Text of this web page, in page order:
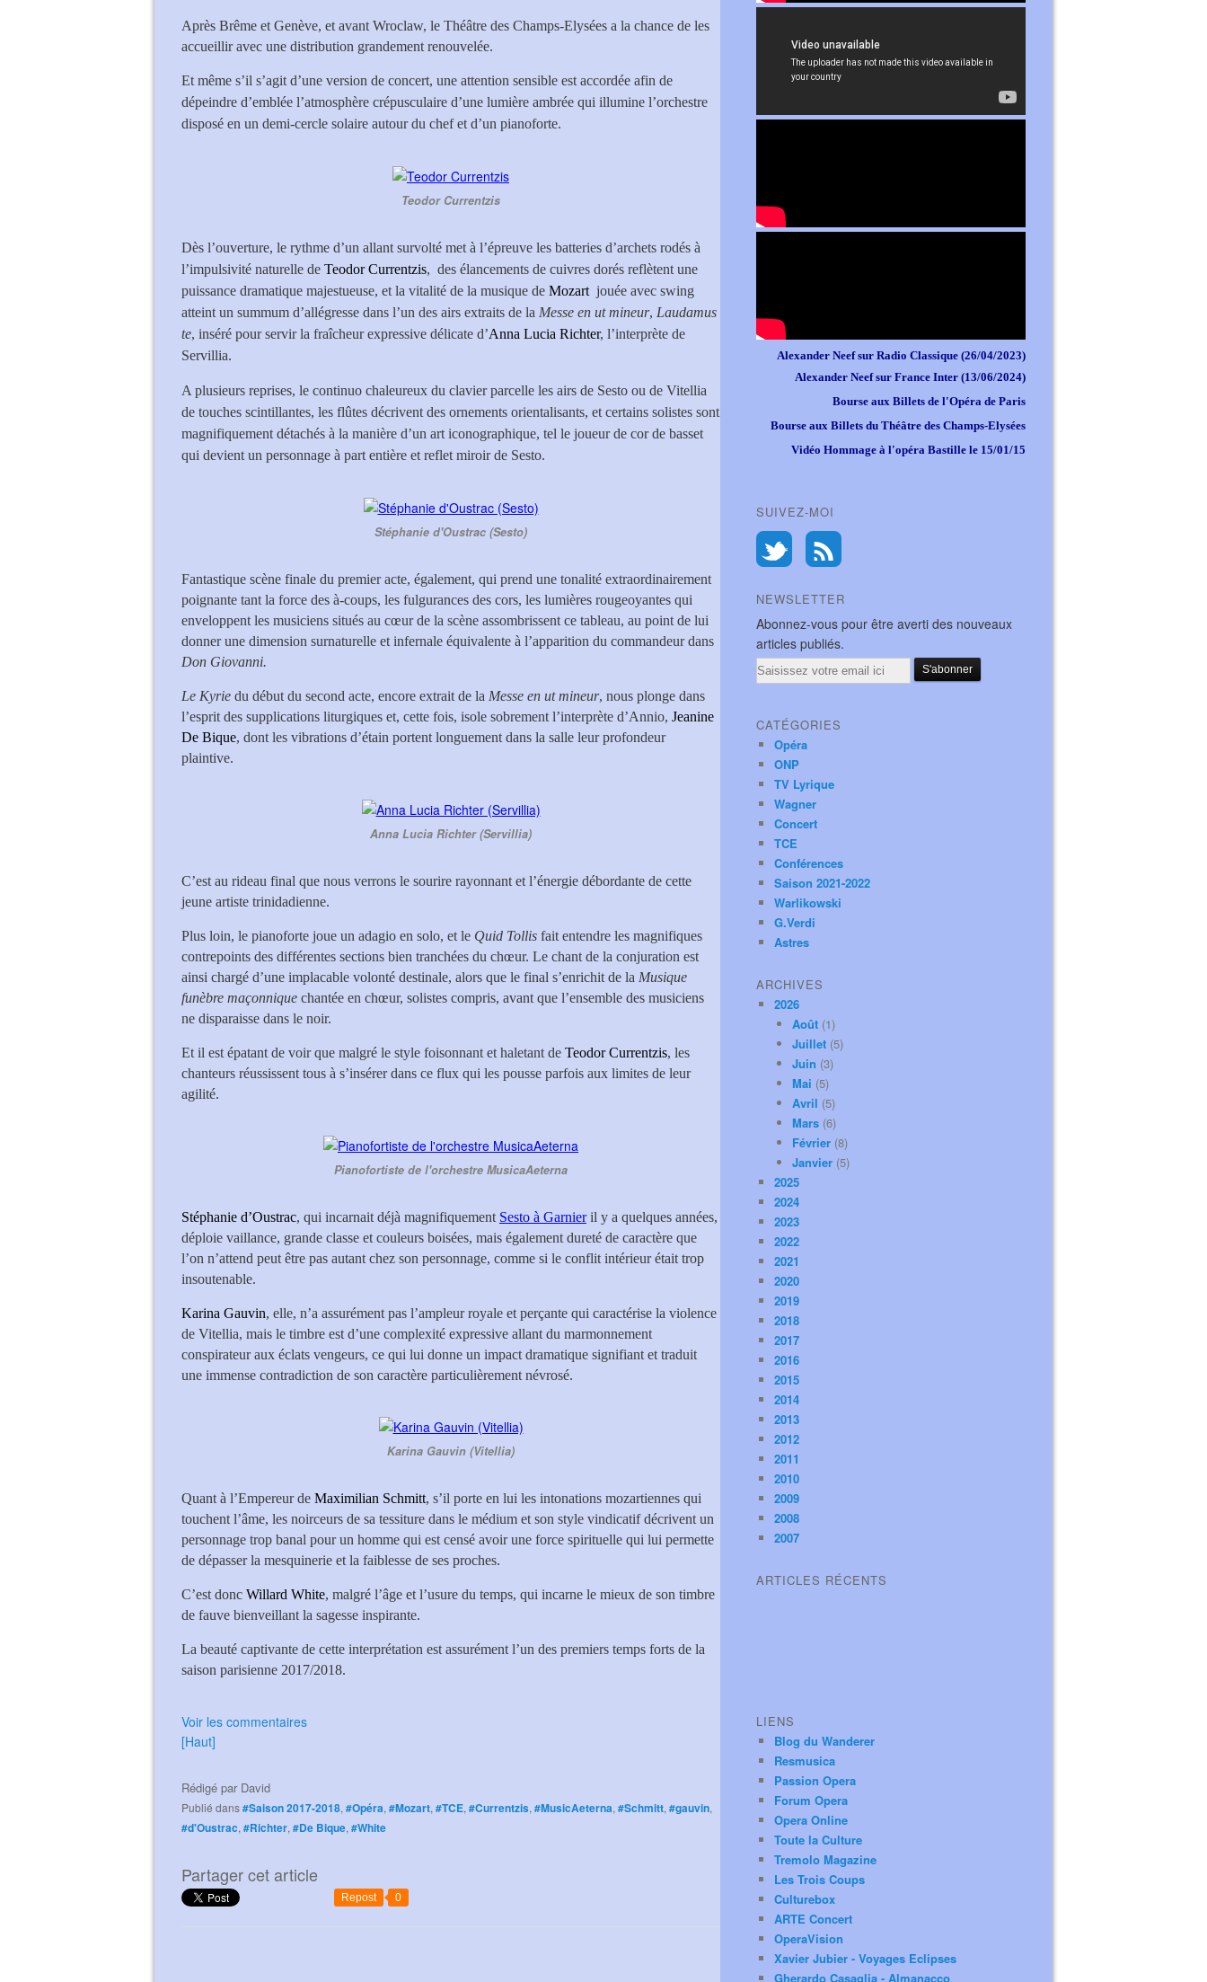
Après Brême et Genève, et avant Wroclaw, le Théâtre des Champs-Elysées a la chance de les
accueillir avec une distribution grandement renouvelée.
Et même s’il s’agit d’une version de concert, une attention sensible est accordée afin de
dépeindre d’emblée l’atmosphère crépusculaire d’une lumière ambrée qui illumine l’orchestre
disposé en un demi-cercle solaire autour du chef et d’un pianoforte.
Teodor Currentzis
Dès l’ouverture, le rythme d’un allant survolté met à l’épreuve les batteries d’archets rodés à
l’impulsivité naturelle de Teodor Currentzis, des élancements de cuivres dorés reflètent une
puissance dramatique majestueuse, et la vitalité de la musique de Mozart jouée avec swing
atteint un summum d’allégresse dans l’un des airs extraits de la Messe en ut mineur, Laudamus
te, inséré pour servir la fraîcheur expressive délicate d’Anna Lucia Richter, l’interprète de
Servillia.
A plusieurs reprises, le continuo chaleureux du clavier parcelle les airs de Sesto ou de Vitellia
de touches scintillantes, les flûtes décrivent des ornements orientalisants, et certains solistes sont
magnifiquement détachés à la manière d’un art iconographique, tel le joueur de cor de basset
qui devient un personnage à part entière et reflet miroir de Sesto.
Stéphanie d'Oustrac (Sesto)
Fantastique scène finale du premier acte, également, qui prend une tonalité extraordinairement
poignante tant la force des à-coups, les fulgurances des cors, les lumières rougeoyantes qui
enveloppent les musiciens situés au cœur de la scène assombrissent ce tableau, au point de lui
donner une dimension surnaturelle et infernale équivalente à l’apparition du commandeur dans
Don Giovanni.
Le Kyrie du début du second acte, encore extrait de la Messe en ut mineur, nous plonge dans
l’esprit des supplications liturgiques et, cette fois, isole sobrement l’interprète d’Annio, Jeanine
De Bique, dont les vibrations d’étain portent longuement dans la salle leur profondeur
plaintive.
Anna Lucia Richter (Servillia)
C’est au rideau final que nous verrons le sourire rayonnant et l’énergie débordante de cette
jeune artiste trinidadienne.
Plus loin, le pianoforte joue un adagio en solo, et le Quid Tollis fait entendre les magnifiques
contrepoints des différentes sections bien tranchées du chœur. Le chant de la conjuration est
ainsi chargé d’une implacable volonté destinale, alors que le final s’enrichit de la Musique
funèbre maçonnique chantée en chœur, solistes compris, avant que l’ensemble des musiciens
ne disparaisse dans le noir.
Et il est épatant de voir que malgré le style foisonnant et haletant de Teodor Currentzis, les
chanteurs réussissent tous à s’insérer dans ce flux qui les pousse parfois aux limites de leur
agilité.
Pianofortiste de l'orchestre MusicaAeterna
Stéphanie d’Oustrac, qui incarnait déjà magnifiquement Sesto à Garnieril y a quelques années,
déploie vaillance, grande classe et couleurs boisées, mais également dureté de caractère que
l’on n’attend peut être pas autant chez son personnage, comme si le conflit intérieur était trop
insoutenable.
Karina Gauvin, elle, n’a assurément pas l’ampleur royale et perçante qui caractérise la violence
de Vitellia, mais le timbre est d’une complexité expressive allant du marmonnement
conspirateur aux éclats vengeurs, ce qui lui donne un impact dramatique signifiant et traduit
une immense contradiction de son caractère particulièrement névrosé.
Karina Gauvin (Vitellia)
Quant à l’Empereur de Maximilian Schmitt, s’il porte en lui les intonations mozartiennes qui
touchent l’âme, les noirceurs de sa tessiture dans le médium et son style vindicatif décrivent un
personnage trop banal pour un homme qui est censé avoir une force spirituelle qui lui permette
de dépasser la mesquinerie et la faiblesse de ses proches.
C’est donc Willard White, malgré l’âge et l’usure du temps, qui incarne le mieux de son timbre
de fauve bienveillant la sagesse inspirante.
La beauté captivante de cette interprétation est assurément l’un des premiers temps forts de la
saison parisienne 2017/2018.
Voir les commentaires
[Haut]
Rédigé par David
Publié dans#Saison 2017-2018, #Opéra, #Mozart, #TCE, #Currentzis, #MusicAeterna, #Schmitt, #gauvin,
#d'Oustrac, #Richter, #De Bique, #White
Partager cet article
Repost 0
Alexander Neef sur Radio Classique (26/04/2023)
Alexander Neef sur France Inter (13/06/2024)
Bourse aux Billets de l'Opéra de Paris
Bourse aux Billets du Théâtre des Champs-Elysées
Vidéo Hommage à l'opéra Bastille le 15/01/15
SUIVEZ-MOI
NEWSLETTER
Abonnez-vous pour être averti des nouveaux
articles publiés.
Email
CATÉGORIES
Opéra
ONP
TV Lyrique
Wagner
Concert
TCE
Conférences
Saison 2021-2022
Warlikowski
G.Verdi
Astres
ARCHIVES
2026
Août (1)
Juillet (5)
Juin (3)
Mai (5)
Avril (5)
Mars (6)
Février (8)
Janvier (5)
2025
2024
2023
2022
2021
2020
2019
2018
2017
2016
2015
2014
2013
2012
2011
2010
2009
2008
2007
ARTICLES RÉCENTS
LIENS
Blog du Wanderer
Resmusica
Passion Opera
Forum Opera
Opera Online
Toute la Culture
Tremolo Magazine
Les Trois Coups
Culturebox
ARTE Concert
OperaVision
Xavier Jubier - Voyages Eclipses
Gherardo Casaglia - Almanacco